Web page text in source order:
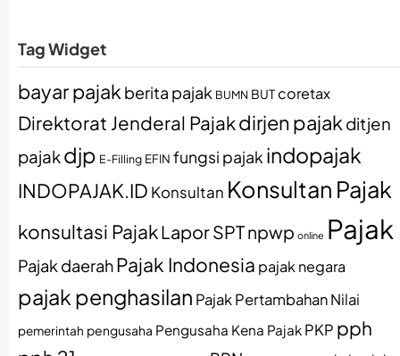
Tag Widget
bayar pajak berita pajak BUMN BUT coretax
Direktorat Jenderal Pajakdirjen pajak ditjen
pajakdjp E-Filling EFIN fungsi pajak indopajak
INDOPAJAK.ID Konsultan Konsultan Pajak
konsultasi PajakLapor SPTnpwp online Pajak
Pajak daerahPajak Indonesia pajak negara
pajak penghasilan Pajak Pertambahan Nilai
pemerintah pengusaha Pengusaha Kena Pajak PKP pph